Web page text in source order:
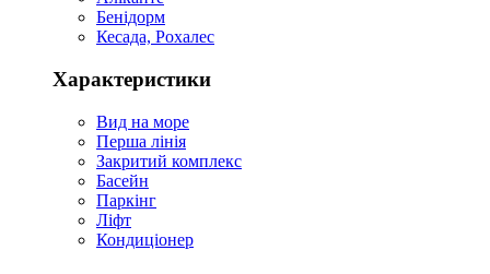
Бенідорм
Кесада, Рохалес
Характеристики
Вид на море
Перша лінія
Закритий комплекс
Басейн
Паркінг
Ліфт
Кондиціонер